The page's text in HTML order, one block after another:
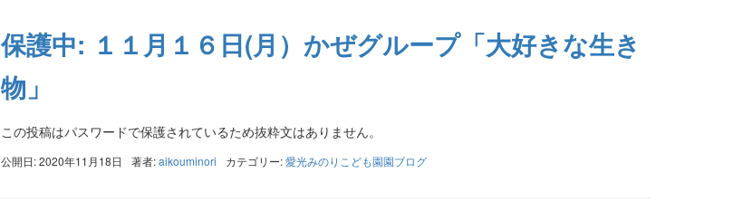
保護中: １１月１６日(月）かぜグループ「大好きな生き
物」
この投稿はパスワードで保護されているため抜粋文はありません。
公開日: 2020年11月18日 著者:aikouminori カテゴリー:愛光みのりこども園園ブログ